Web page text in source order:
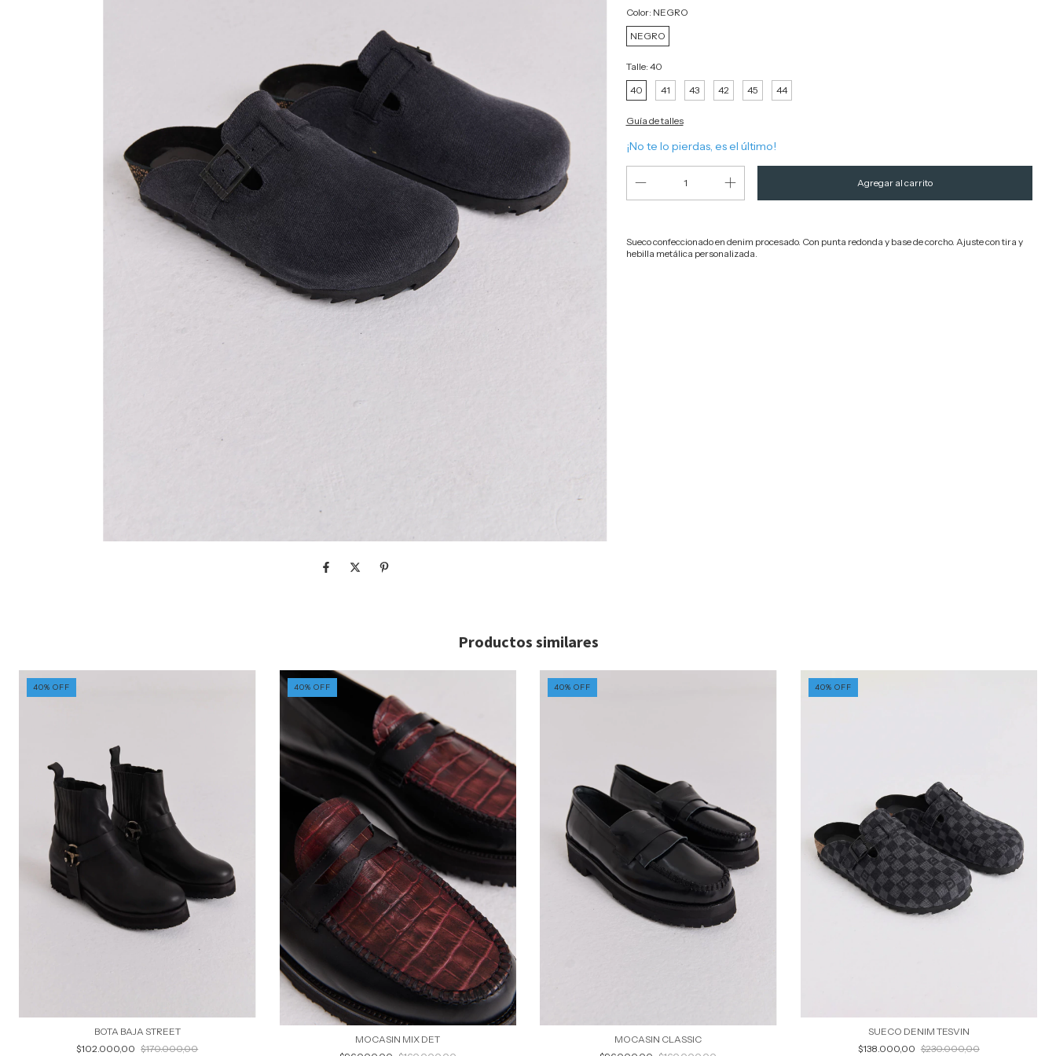
Color: NEGRO
NEGRO
Talle: 40
40
41 43 42 45 44
Guía de talles
¡No te lo pierdas, es el último!
Sueco confeccionado en denim procesado. Con punta redonda y base de corcho. Ajuste con tira y
hebilla metálica personalizada.
Productos similares
40% OFF
BOTA BAJA STREET
$102.000,00 $170.000,00
40% OFF
MOCASIN MIX DET
40% OFF
MOCASIN CLASSIC
40% OFF
SUECO DENIM TESVIN
$138.000,00 $230.000,00